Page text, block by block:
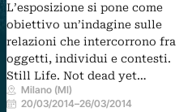
L’esposizione si pone come
obiettivo un’indagine sulle
relazioni che intercorrono fra
oggetti, individui e contesti.
Still Life. Not dead yet…
Milano (MI)
20/03/2014–26/03/2014